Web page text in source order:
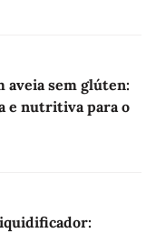
aveia sem glúten:
e nutritiva para o